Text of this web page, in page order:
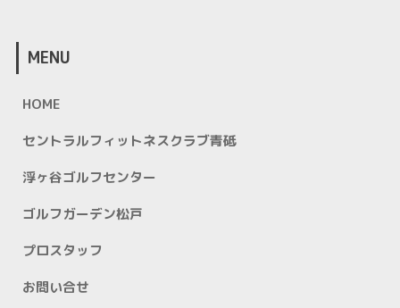
MENU
HOME
セントラルフィットネスクラブ青砥
浮ヶ谷ゴルフセンター
ゴルフガーデン松戸
プロスタッフ
お問い合せ